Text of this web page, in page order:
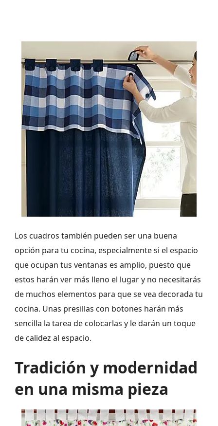
Los cuadros también pueden ser una buena
opción para tu cocina, especialmente si el espacio
que ocupan tus ventanas es amplio, puesto que
estos harán ver más lleno el lugar y no necesitarás
de muchos elementos para que se vea decorada tu
cocina. Unas presillas con botones harán más
sencilla la tarea de colocarlas y le darán un toque
de calidez al espacio.
Tradición y modernidad
en una misma pieza